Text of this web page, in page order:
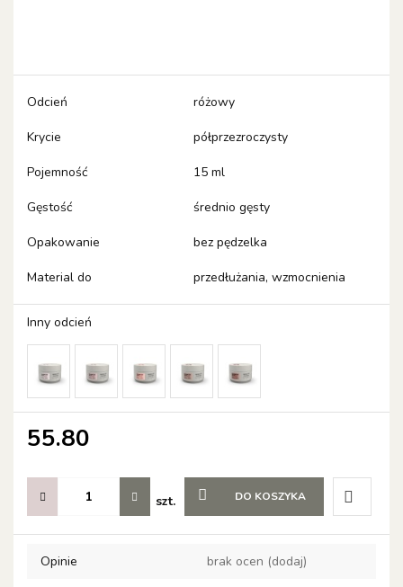
Odcień różowy
Krycie półprzezroczysty
Pojemność 15 ml
Gęstość średnio gęsty
Opakowanie bez pędzelka
Material do przedłużania, wzmocnienia
Inny odcień
55.80
szt. DO KOSZYKA
Do
Opinie brak ocen (dodaj)